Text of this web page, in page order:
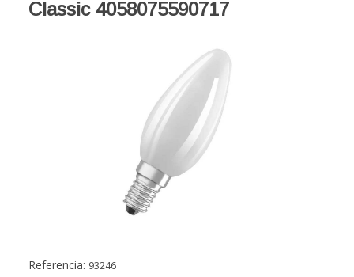
Classic 4058075590717
Referencia: 93246